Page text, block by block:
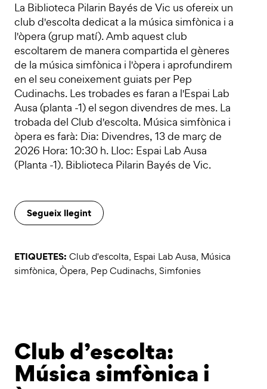
La Biblioteca Pilarin Bayés de Vic us ofereix un
club d'escolta dedicat a la música simfònica i a
l'òpera (grup matí). Amb aquest club
escoltarem de manera compartida el gèneres
de la música simfònica i l'òpera i aprofundirem
en el seu coneixement guiats per Pep
Cudinachs. Les trobades es faran a l'Espai Lab
Ausa (planta -1) el segon divendres de mes. La
trobada del Club d'escolta. Música simfònica i
òpera es farà: Dia: Divendres, 13 de març de
2026 Hora: 10:30 h. Lloc: Espai Lab Ausa
(Planta -1). Biblioteca Pilarin Bayés de Vic.
Segueix llegint
ETIQUETES: Club d'escolta, Espai Lab Ausa, Música
simfònica, Òpera, Pep Cudinachs, Simfonies
Club d’escolta:
Música simfònica i